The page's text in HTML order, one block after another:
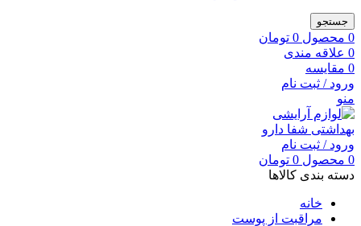
جستجو
0 محصول 0 تومان
0 علاقه مندی
0 مقایسه
ورود / ثبت نام
منو
ورود / ثبت نام
0 محصول 0 تومان
دسته بندی کالاها
خانه
مراقبت از پوست